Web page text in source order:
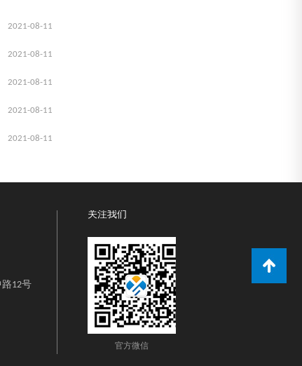
2021-08-11
2021-08-11
2021-08-11
2021-08-11
2021-08-11
12号
关注我们
官方微信